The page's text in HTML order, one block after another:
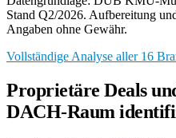
Stand Q2/2026. Aufbereitung
Angaben ohne Gewähr.
Vollständige Analyse aller 16
Proprietäre Deals
DACH-Raum